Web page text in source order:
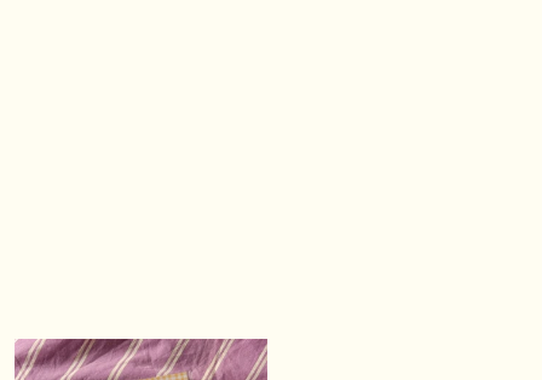
articles précédemment enregistrés.